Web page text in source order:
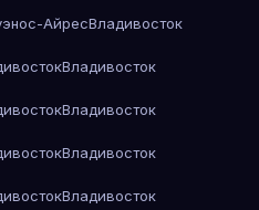
АйресВладивосток
Владивосток
Владивосток
Владивосток
Владивосток